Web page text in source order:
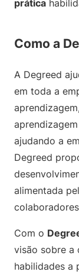
prática
Como a
A Degreed
em toda a
ajudando a
Degreed
alimentada
Com o
visão sobre a
habilidades a